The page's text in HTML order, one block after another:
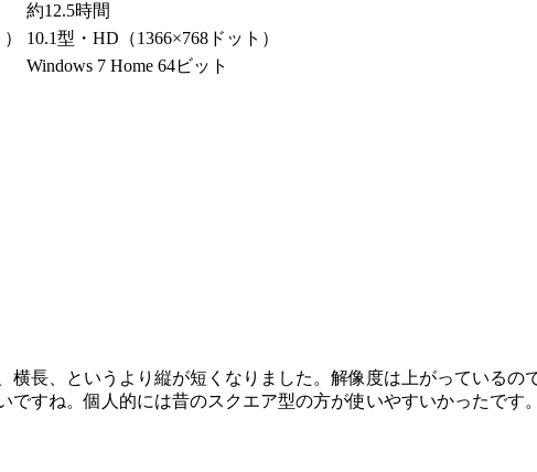
約12.5時間
10.1型・HD（1366×768ドット）
Windows 7 Home 64ビット
横長、というより縦が短くなりました。解像度は上がっている
すね。個人的には昔のスクエア型の方が使いやすいかったです。